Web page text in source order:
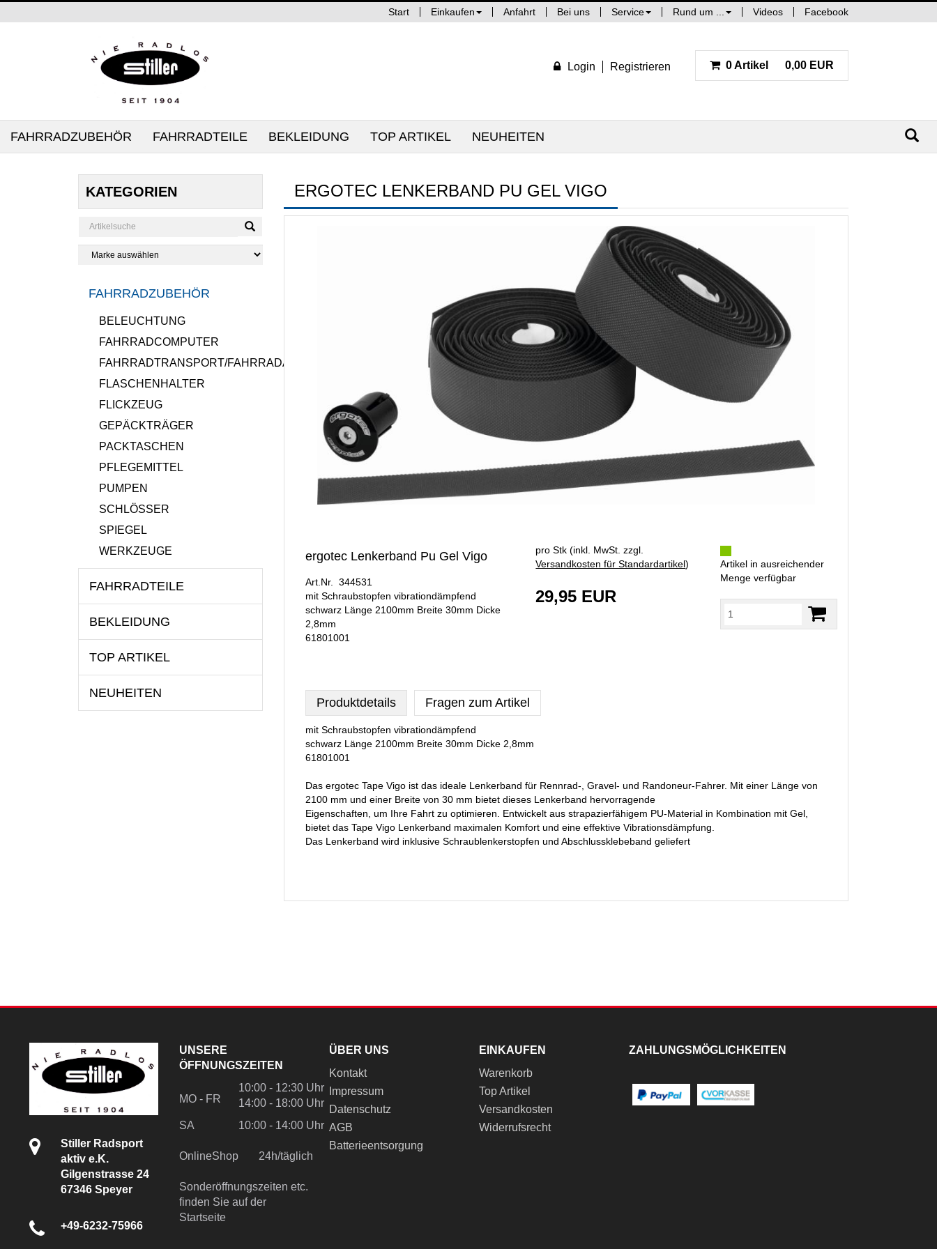
Start Einkaufen Anfahrt Bei uns Service Rund um ... Videos Facebook
Login Registrieren 0 Artikel 0,00 EUR
FAHRRADZUBEHÖR FAHRRADTEILE BEKLEIDUNG TOP ARTIKEL NEUHEITEN
KATEGORIEN
FAHRRADZUBEHÖR
BELEUCHTUNG
FAHRRADCOMPUTER
FAHRRADTRANSPORT/FAHRRADANHÄNGER
FLASCHENHALTER
FLICKZEUG
GEPÄCKTRÄGER
PACKTASCHEN
PFLEGEMITTEL
PUMPEN
SCHLÖSSER
SPIEGEL
WERKZEUGE
FAHRRADTEILE
BEKLEIDUNG
TOP ARTIKEL
NEUHEITEN
ERGOTEC LENKERBAND PU GEL VIGO
ergotec Lenkerband Pu Gel Vigo
Art.Nr. 344531
mit Schraubstopfen vibrationdämpfend
schwarz Länge 2100mm Breite 30mm Dicke
2,8mm
61801001
pro Stk (inkl. MwSt. zzgl.
Versandkosten für Standardartikel)
29,95 EUR
Artikel in ausreichender
Menge verfügbar
Produktdetails Fragen zum Artikel
mit Schraubstopfen vibrationdämpfend
schwarz Länge 2100mm Breite 30mm Dicke 2,8mm
61801001
Das ergotec Tape Vigo ist das ideale Lenkerband für Rennrad-, Gravel- und Randoneur-Fahrer. Mit einer Länge von
2100 mm und einer Breite von 30 mm bietet dieses Lenkerband hervorragende
Eigenschaften, um Ihre Fahrt zu optimieren. Entwickelt aus strapazierfähigem PU-Material in Kombination mit Gel,
bietet das Tape Vigo Lenkerband maximalen Komfort und eine effektive Vibrationsdämpfung.
Das Lenkerband wird inklusive Schraublenkerstopfen und Abschlussklebeband geliefert
Stiller Radsport
aktiv e.K.
Gilgenstrasse 24
67346 Speyer
+49-6232-75966
UNSERE
ÖFFNUNGSZEITEN
MO - FR
10:00 - 12:30 Uhr
14:00 - 18:00 Uhr
SA
10:00 - 14:00 Uhr
OnlineShop 24h/täglich
Sonderöffnungszeiten etc.
finden Sie auf der
Startseite
ÜBER UNS
Kontakt
Impressum
Datenschutz
AGB
Batterieentsorgung
EINKAUFEN
Warenkorb
Top Artikel
Versandkosten
Widerrufsrecht
ZAHLUNGSMÖGLICHKEITEN